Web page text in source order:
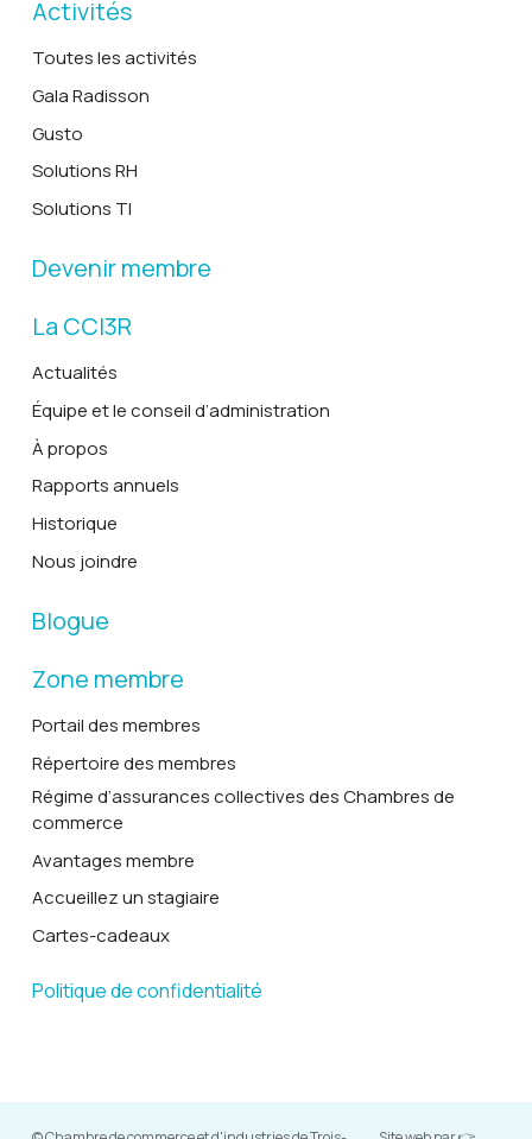
Activités
Toutes les activités
Gala Radisson
Gusto
Solutions RH
Solutions TI
Devenir membre
La CCI3R
Actualités
Équipe et le conseil d’administration
À propos
Rapports annuels
Historique
Nous joindre
Blogue
Zone membre
Portail des membres
Répertoire des membres
Régime d’assurances collectives des Chambres de
commerce
Avantages membre
Accueillez un stagiaire
Cartes-cadeaux
Politique de confidentialité